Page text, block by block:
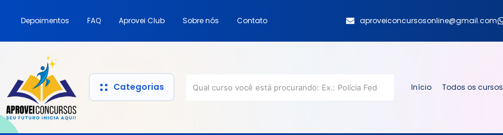
Depoimentos FAQ Aprovei Club Sobre nós Contato aproveiconcursosonline@gmail.com
Categorias Início Todos os cursos